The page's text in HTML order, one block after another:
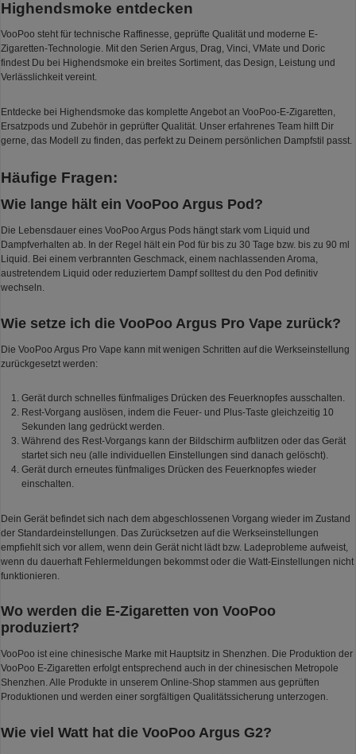
Highendsmoke entdecken
VooPoo steht für technische Raffinesse, geprüfte Qualität und moderne E-
Zigaretten-Technologie. Mit den Serien Argus, Drag, Vinci, VMate und Doric
findest Du bei Highendsmoke ein breites Sortiment, das Design, Leistung und
Verlässlichkeit vereint.
Entdecke bei Highendsmoke das komplette Angebot an VooPoo-E-Zigaretten,
Ersatzpods und Zubehör in geprüfter Qualität. Unser erfahrenes Team hilft Dir
gerne, das Modell zu finden, das perfekt zu Deinem persönlichen Dampfstil passt.
Häufige Fragen:
Wie lange hält ein VooPoo Argus Pod?
Die Lebensdauer eines VooPoo Argus Pods hängt stark vom Liquid und
Dampfverhalten ab. In der Regel hält ein Pod für bis zu 30 Tage bzw. bis zu 90 ml
Liquid. Bei einem verbrannten Geschmack, einem nachlassenden Aroma,
austretendem Liquid oder reduziertem Dampf solltest du den Pod definitiv
wechseln.
Wie setze ich die VooPoo Argus Pro Vape zurück?
Die VooPoo Argus Pro Vape kann mit wenigen Schritten auf die Werkseinstellung
zurückgesetzt werden:
Gerät durch schnelles fünfmaliges Drücken des Feuerknopfes ausschalten.
Rest-Vorgang auslösen, indem die Feuer- und Plus-Taste gleichzeitig 10
Sekunden lang gedrückt werden.
Während des Rest-Vorgangs kann der Bildschirm aufblitzen oder das Gerät
startet sich neu (alle individuellen Einstellungen sind danach gelöscht).
Gerät durch erneutes fünfmaliges Drücken des Feuerknopfes wieder
einschalten.
Dein Gerät befindet sich nach dem abgeschlossenen Vorgang wieder im Zustand
der Standardeinstellungen. Das Zurücksetzen auf die Werkseinstellungen
empfiehlt sich vor allem, wenn dein Gerät nicht lädt bzw. Ladeprobleme aufweist,
wenn du dauerhaft Fehlermeldungen bekommst oder die Watt-Einstellungen nicht
funktionieren.
Wo werden die E-Zigaretten von VooPoo
produziert?
VooPoo ist eine chinesische Marke mit Hauptsitz in Shenzhen. Die Produktion der
VooPoo E-Zigaretten erfolgt entsprechend auch in der chinesischen Metropole
Shenzhen. Alle Produkte in unserem Online-Shop stammen aus geprüften
Produktionen und werden einer sorgfältigen Qualitätssicherung unterzogen.
Wie viel Watt hat die VooPoo Argus G2?